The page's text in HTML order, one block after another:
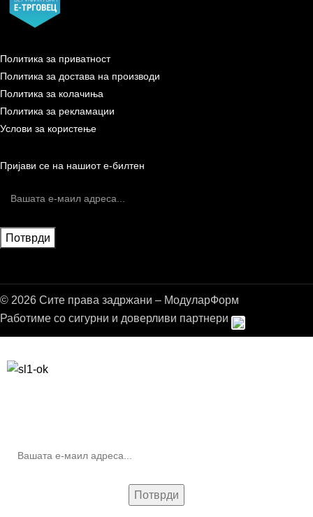
Политика за приватност
Политика за достава на производи
Политика за колачиња
Политика за рекламации
Услови за користење
Пријави се на нашиот е-билтен
© 2026 Сите права задржани – МодуларФорм
Работиме со сигурни и доверливи партнери